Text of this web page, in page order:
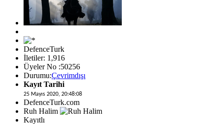
DefenceTurk
İletiler: 1,916
Üyeler No :50256
Durumu:Çevrimdışı
Kayıt Tarihi
25 Mayıs 2020, 20:48:08
DefenceTurk.com
Ruh Halim
Kayıtlı